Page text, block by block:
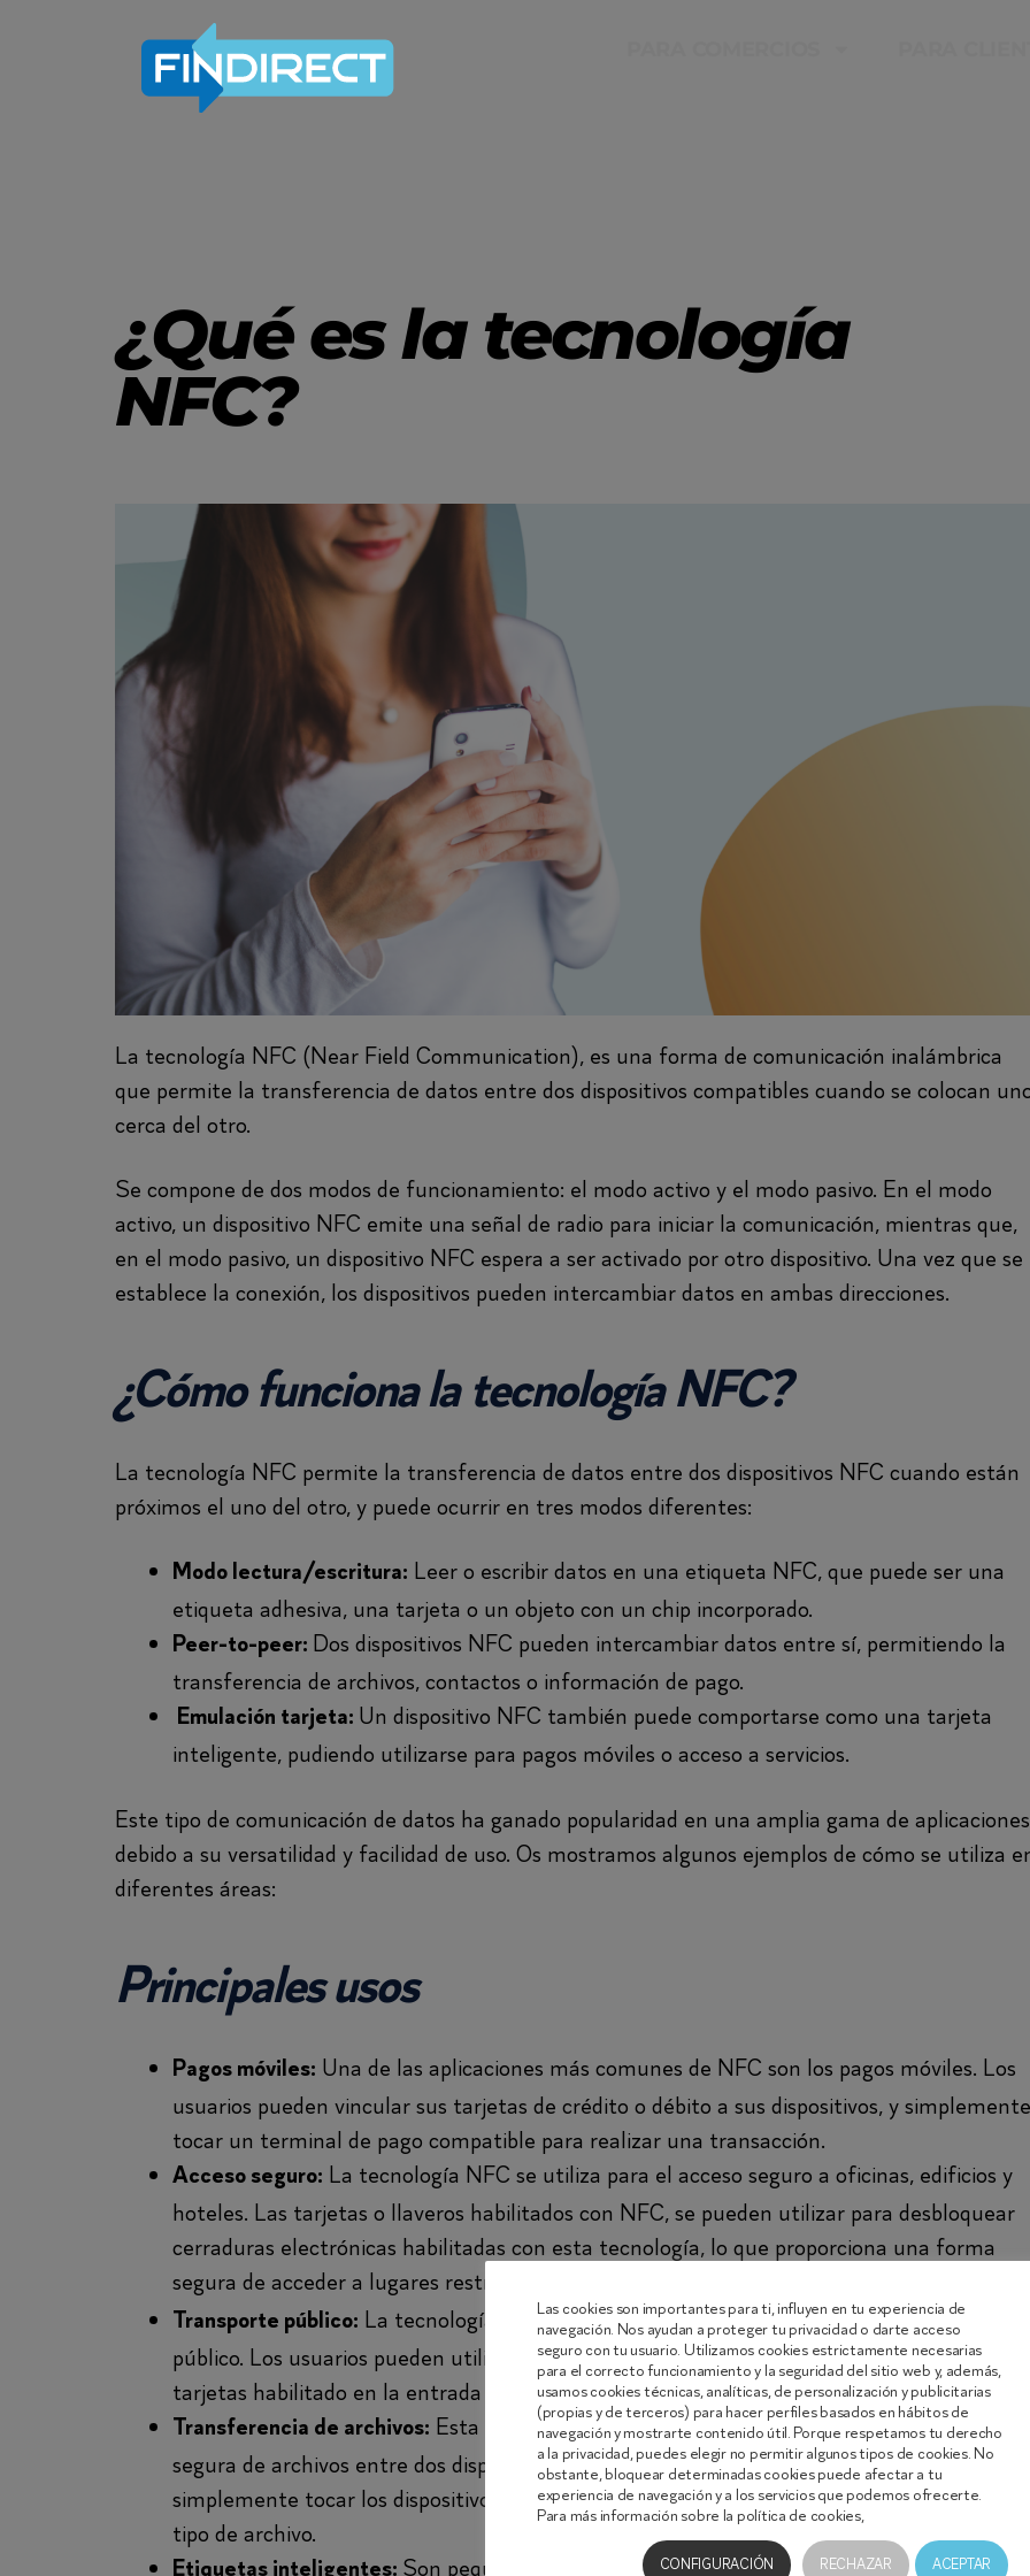
¿Qué es la tecnología
NFC?
La tecnología NFC (Near Field Communication), es una forma de comunicación inalámbrica
que permite la transferencia de datos entre dos dispositivos compatibles cuando se colocan
cerca del otro.
Se compone de dos modos de funcionamiento: el modo activo y el modo pasivo. En el modo
activo, un dispositivo NFC emite una señal de radio para iniciar la comunicación, mientras que,
en el modo pasivo, un dispositivo NFC espera a ser activado por otro dispositivo. Una vez que se
establece la conexión, los dispositivos pueden intercambiar datos en ambas direcciones.
¿Cómo funciona la tecnología NFC?
La tecnología NFC permite la transferencia de datos entre dos dispositivos NFC cuando están
próximos el uno del otro, y puede ocurrir en tres modos diferentes:
Modo lectura/escritura: Leer o escribir datos en una etiqueta NFC, que puede ser una
etiqueta adhesiva, una tarjeta o un objeto con un chip incorporado.
Peer-to-peer: Dos dispositivos NFC pueden intercambiar datos entre sí, permitiendo la
transferencia de archivos, contactos o información de pago.
Emulación tarjeta: Un dispositivo NFC también puede comportarse como una tarjeta
inteligente, pudiendo utilizarse para pagos móviles o acceso a servicios.
Este tipo de comunicación de datos ha ganado popularidad en una amplia gama de aplicaciones
debido a su versatilidad y facilidad de uso. Os mostramos algunos ejemplos de cómo se utiliza
diferentes áreas:
Principales usos
Pagos móviles: Una de las aplicaciones más comunes de NFC son los pagos móviles. Los
usuarios pueden vincular sus tarjetas de crédito o débito a sus dispositivos, y simplemente
tocar un terminal de pago compatible para realizar una transacción.
Acceso seguro: La tecnología NFC se utiliza para el acceso seguro a oficinas, edificios y
hoteles. Las tarjetas o llaveros habilitados con NFC, se pueden utilizar para desbloquear
cerraduras electrónicas habilitadas con esta tecnología, lo que proporciona una forma
segura de acceder a lugares restringidos.
Transporte público: La tecnología NFC se utiliza en muchos sistemas de transporte
público. Los usuarios pueden utilizar sus dispositivos para pagar tocando un lector de
tarjetas habilitado en la entrada o salida del transporte.
Transferencia de archivos: Esta tecnología permite también la transferencia rápida y
segura de archivos entre dos dispositivos habilitados con NFC. Los usuarios pueden
simplemente tocar los dispositivos y transferir fotos, videos, contactos o cualquier otro
tipo de archivo.
Etiquetas inteligentes: Son pequeñas etiquetas adhesivas que se pueden programar
Las cookies son importantes para ti, influyen en tu experiencia de
navegación. Nos ayudan a proteger tu privacidad o darte acceso
seguro con tu usuario. Utilizamos cookies estrictamente necesarias
para el correcto funcionamiento y la seguridad del sitio web y, además,
usamos cookies técnicas, analíticas, de personalización y publicitarias
(propias y de terceros) para hacer perfiles basados en hábitos de
navegación y mostrarte contenido útil. Porque respetamos tu derecho
a la privacidad, puedes elegir no permitir algunos tipos de cookies. No
obstante, bloquear determinadas cookies puede afectar a tu
experiencia de navegación y a los servicios que podemos ofrecerte.
Para más información sobre la política de cookies,
CONFIGURACIÓN RECHAZAR ACEPTAR